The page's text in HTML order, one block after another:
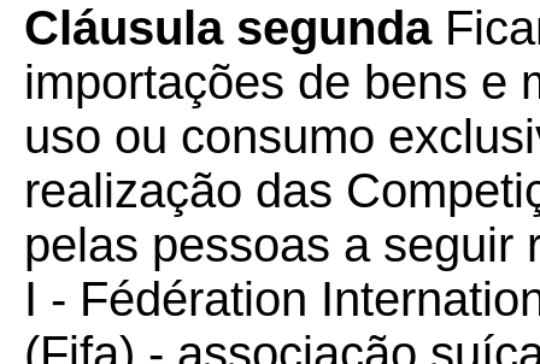
Cláusula segunda
importações de bens e
uso ou consumo
realização das
pelas pessoas a seguir
I - Fédération
(Fifa) - associação